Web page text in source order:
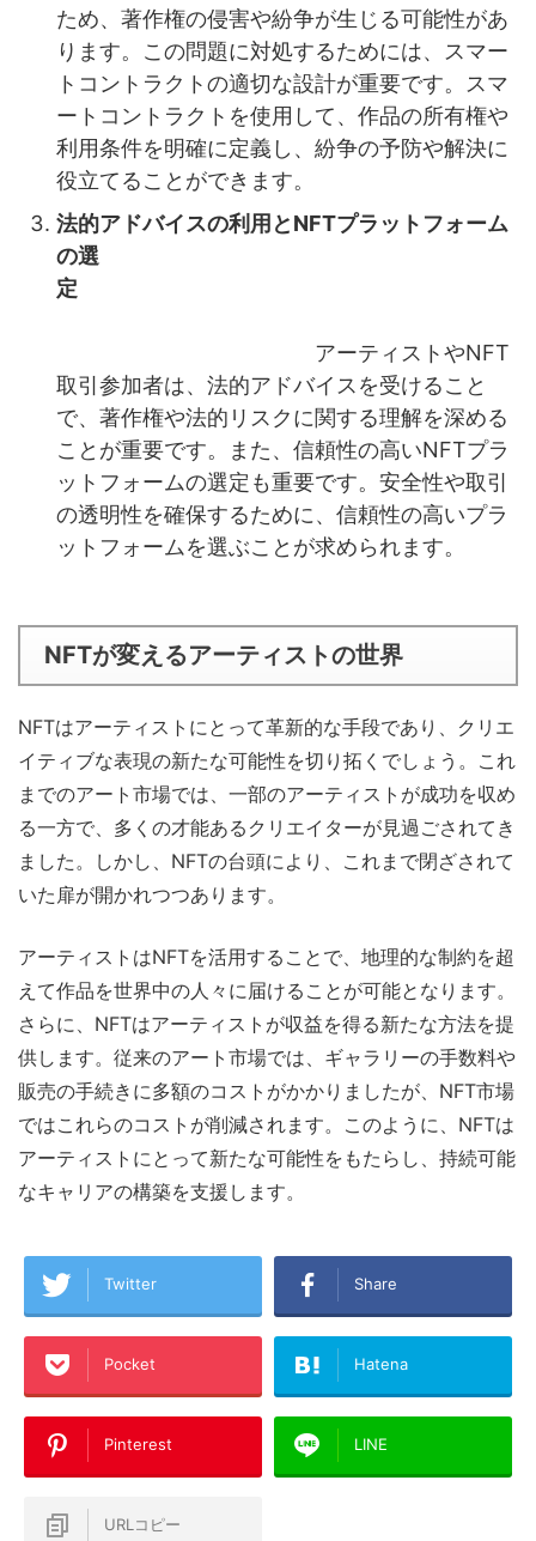
ため、著作権の侵害や紛争が生じる可能性があ
ります。この問題に対処するためには、スマー
トコントラクトの適切な設計が重要です。スマ
ートコントラクトを使用して、作品の所有権や
利用条件を明確に定義し、紛争の予防や解決に
役立てることができます。
法的アドバイスの利用とNFTプラットフォーム
の選
定
アーティストやNFT
取引参加者は、法的アドバイスを受けること
で、著作権や法的リスクに関する理解を深める
ことが重要です。また、信頼性の高いNFTプラ
ットフォームの選定も重要です。安全性や取引
の透明性を確保するために、信頼性の高いプラ
ットフォームを選ぶことが求められます。
NFTが変えるアーティストの世界
NFTはアーティストにとって革新的な手段であり、クリエ
イティブな表現の新たな可能性を切り拓くでしょう。これ
までのアート市場では、一部のアーティストが成功を収め
る一方で、多くの才能あるクリエイターが見過ごされてき
ました。しかし、NFTの台頭により、これまで閉ざされて
いた扉が開かれつつあります。
アーティストはNFTを活用することで、地理的な制約を超
えて作品を世界中の人々に届けることが可能となります。
さらに、NFTはアーティストが収益を得る新たな方法を提
供します。従来のアート市場では、ギャラリーの手数料や
販売の手続きに多額のコストがかかりましたが、NFT市場
ではこれらのコストが削減されます。このように、NFTは
アーティストにとって新たな可能性をもたらし、持続可能
なキャリアの構築を支援します。
Twitter Share
Pocket Hatena
Pinterest LINE
URLコピー